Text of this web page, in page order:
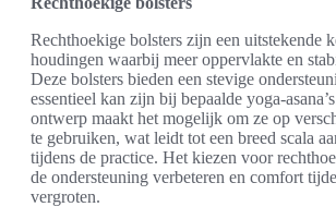
Rechthoekige bolsters zijn een uitstekende
houdingen waarbij meer oppervlakte en
Deze bolsters bieden een stevige
essentieel kan zijn bij bepaalde yoga-
ontwerp maakt het mogelijk om ze op
te gebruiken, wat leidt tot een breed scala
tijdens de practice. Het kiezen voor
de ondersteuning verbeteren en comfort
vergroten.